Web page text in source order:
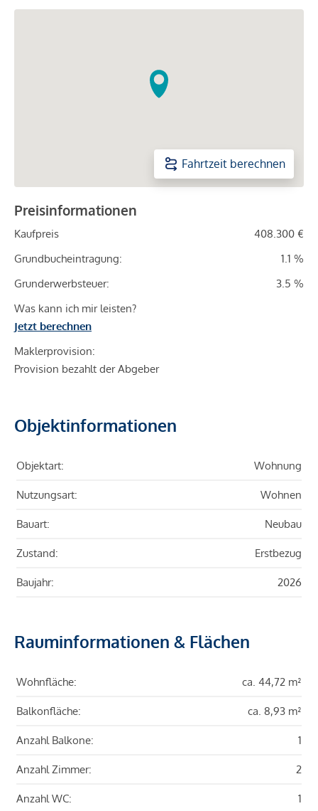
Fahrtzeit berechnen
Preisinformationen
Kaufpreis
408.300 €
Grundbucheintragung:
1.1 %
Grunderwerbsteuer:
3.5 %
Was kann ich mir leisten?
Jetzt berechnen
Maklerprovision:
Provision bezahlt der Abgeber
Objektinformationen
Objektart: Wohnung
Nutzungsart: Wohnen
Bauart: Neubau
Zustand: Erstbezug
Baujahr: 2026
Rauminformationen & Flächen
Wohnfläche: ca. 44,72 m²
Balkonfläche: ca. 8,93 m²
Anzahl Balkone: 1
Anzahl Zimmer: 2
Anzahl WC: 1